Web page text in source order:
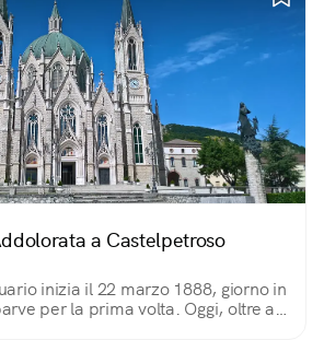
a Castelpetroso
inizia il 22 marzo 1888, giorno in
per la prima volta. Oggi, oltre a